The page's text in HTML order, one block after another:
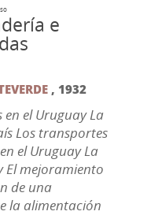
e
, 1932
el Uruguay La
Los transportes
el Uruguay La
El mejoramiento
de una
la alimentación